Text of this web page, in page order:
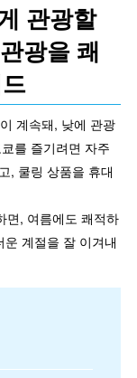
관광할
광을 쾌
계속돼, 낮에 관광
를 즐기려면 자주
, 쿨링 상품을 휴대
면, 여름에도 쾌적하
계절을 잘 이겨내